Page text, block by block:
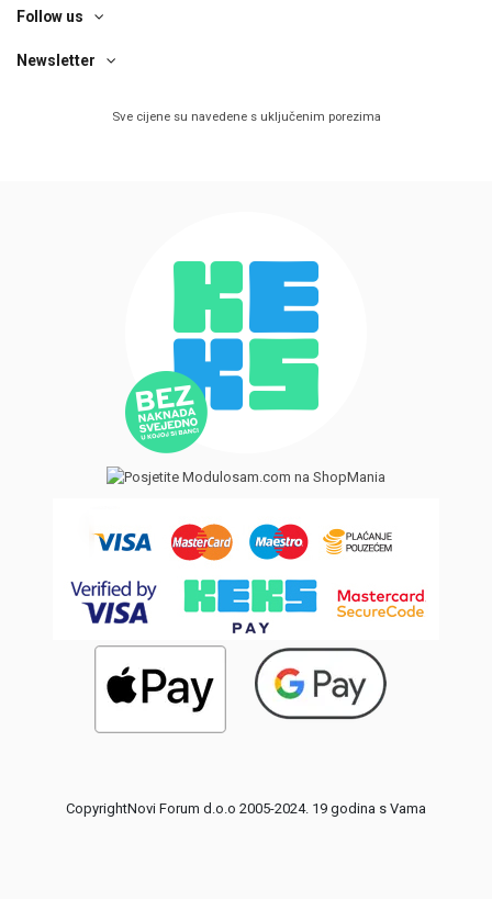
Follow us
Newsletter
Sve cijene su navedene s uključenim porezima
CopyrightNovi Forum d.o.o 2005-2024. 19 godina s Vama